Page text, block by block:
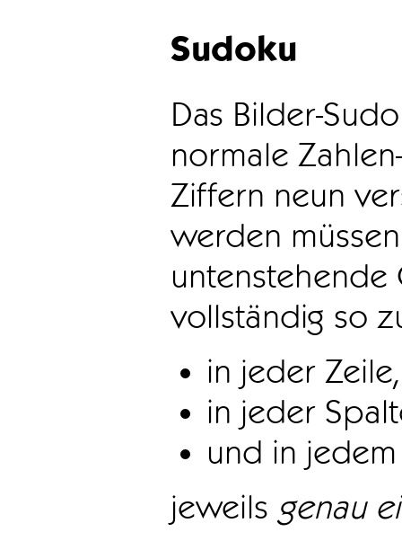
Sudoku
Das Bilder-
normale
Ziffern neun
werden
vollständig so
in jeder Zeile,
in jeder
und in
jeweils genau